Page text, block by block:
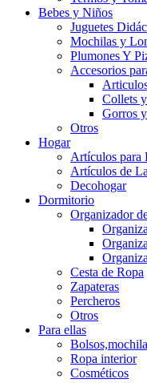
Bebes y Niños
Juguetes
Mochilas y
Plumones Y
Accesorios
Collets
Gorros
Otros
Hogar
Artículos para
Artículos de
Decohogar
Dormitorio
Organizador
Cesta de Ropa
Zapateras
Percheros
Otros
Para ellas
Ropa interior
Cosméticos